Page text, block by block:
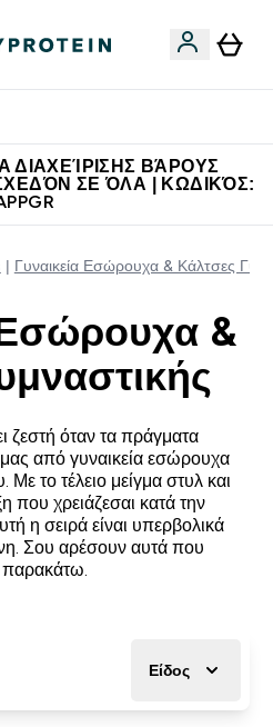
ΔΙΑΧΕΊΡΙΣΗΣ ΒΆΡΟΥΣ
ΣΕ ΌΛΑ | ΚΩΔΙΚΌΣ:
Γυναικεία Εσώρουχα & Κάλτσες
Εσώρουχα &
ζεστή όταν τα πράγματα
από γυναικεία εσώρουχα
το τέλειο μείγμα στυλ και
που χρειάζεσαι κατά την
η σειρά είναι υπερβολικά
Σου αρέσουν αυτά που
παρακάτω.
Είδος